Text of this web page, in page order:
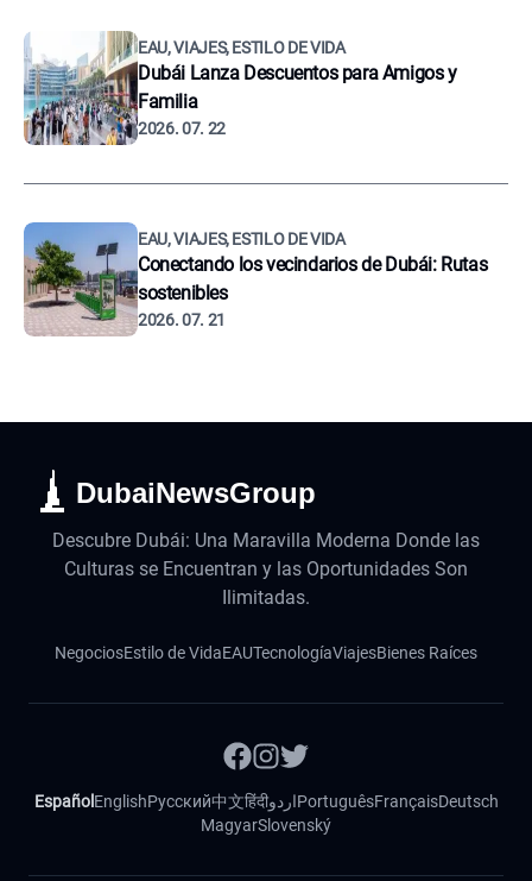
EAU, VIAJES, ESTILO DE VIDA
Dubái Lanza Descuentos para Amigos y
Familia
2026. 07. 22
EAU, VIAJES, ESTILO DE VIDA
Conectando los vecindarios de Dubái: Rutas
sostenibles
2026. 07. 21
DubaiNewsGroup
Descubre Dubái: Una Maravilla Moderna Donde las
Culturas se Encuentran y las Oportunidades Son
Ilimitadas.
NegociosEstilo de VidaEAUTecnologíaViajesBienes Raíces
Español EnglishРусский中文हिंदीاردوPortuguêsFrançaisDeutsch
MagyarSlovenský